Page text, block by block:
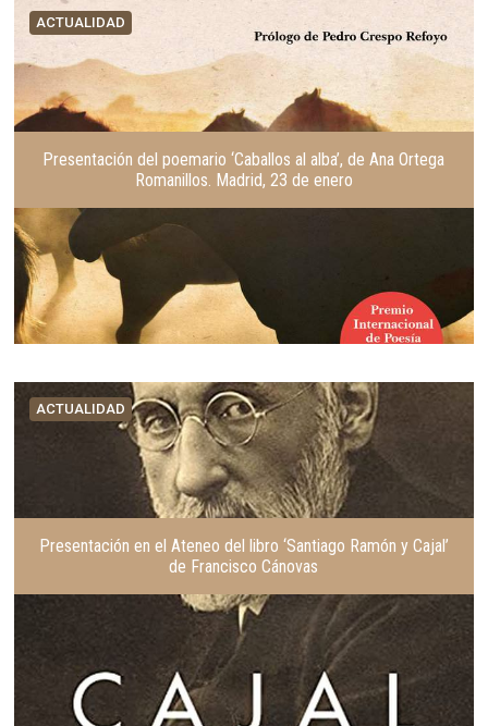
ACTUALIDAD
Presentación del poemario ‘Caballos al alba’, de Ana Ortega
Romanillos. Madrid, 23 de enero
ACTUALIDAD
Presentación en el Ateneo del libro ‘Santiago Ramón y Cajal’
de Francisco Cánovas